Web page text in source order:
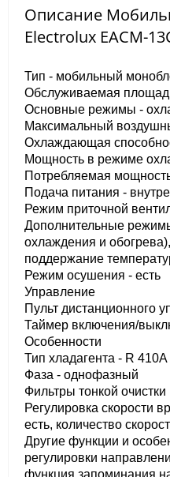
Описание
Electrolux EACM-
Тип - мобильный
Обслуживаемая
Основные режимы -
Максимальный
Охлаждающая
Мощность в режиме
Потребляемая
Подача питания -
Режим приточной
Дополнительные
охлаждения и
поддержание
Режим осушения - есть
Управление
Пульт дистанционного
Таймер включения/
Особенности
Тип хладагента - R 410A
Фаза - однофазный
Фильтры тонкой очистки
Регулировка скорости
есть, количество
Другие функции и
регулировки
функция запоминания